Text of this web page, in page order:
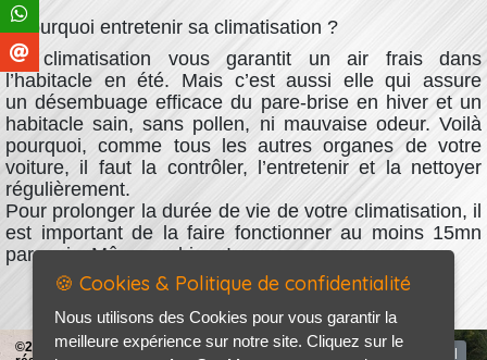
Pourquoi entretenir sa climatisation ?
La climatisation vous garantit un air frais dans
l’habitacle en été. Mais c’est aussi elle qui assure
un désembuage efficace du pare-brise en hiver et un
habitacle sain, sans pollen, ni mauvaise odeur. Voilà
pourquoi, comme tous les autres organes de votre
voiture, il faut la contrôler, l’entretenir et la nettoyer
régulièrement.
Pour prolonger la durée de vie de votre climatisation, il
est important de la faire fonctionner au moins 15mn
par mois. Même en hiver !
©2026-2027 AP AUTO tous droits
🍪 Cookies & Politique de confidentialité
Nous utilisons des Cookies pour vous garantir la
meilleure expérience sur notre site. Cliquez sur le